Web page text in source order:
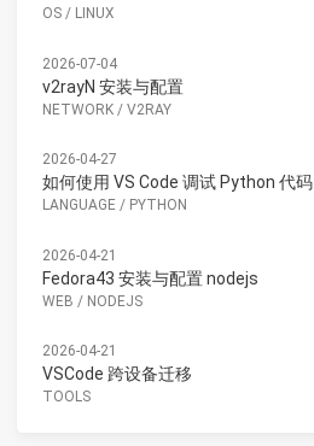
OS / LINUX
2026-07-04
v2rayN 安装与配置
NETWORK / V2RAY
2026-04-27
如何使用 VS Code 调试 Python 代码
LANGUAGE / PYTHON
2026-04-21
Fedora43 安装与配置 nodejs
WEB / NODEJS
2026-04-21
VSCode 跨设备迁移
TOOLS